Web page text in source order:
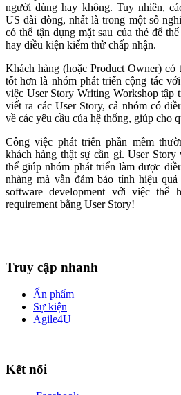
người dùng hay không. Tuy nhiên,
US dài dòng, nhất là trong một số
có thể tận dụng mặt sau của thẻ để
hay điều kiện kiểm thử chấp nhận.
Khách hàng (hoặc Product Owner) có
tốt hơn là nhóm phát triển cộng tác
việc User Story Writing Workshop tập
viết ra các User Story, cả nhóm có
về các yêu cầu của hệ thống, giúp cho
Công việc phát triển phần mềm
khách hàng thật sự cần gì. User
thể giúp nhóm phát triển làm được
nhàng mà vẫn đảm bảo tính hiệu
software development với việc thể
requirement bằng User Story!
Truy cập nhanh
Ấn phẩm
Sự kiện
Agile4U
Kết nối